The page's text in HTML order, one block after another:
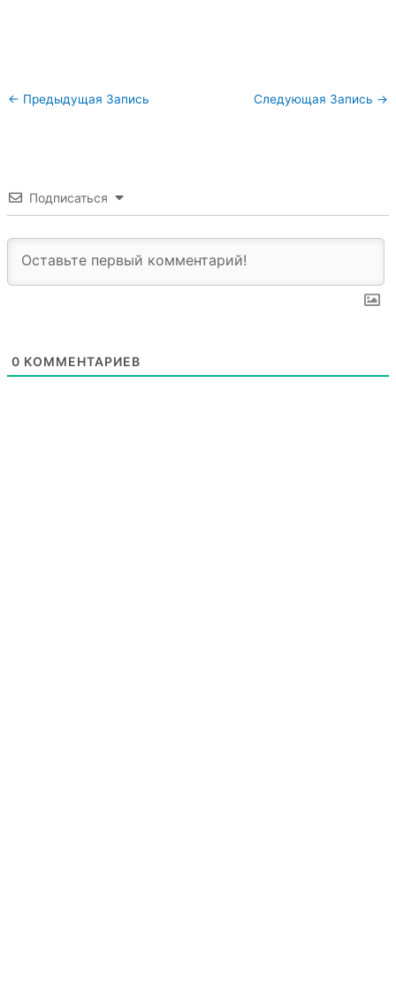
← Предыдущая Запись Следующая Запись →
Подписаться
0 КОММЕНТАРИЕВ